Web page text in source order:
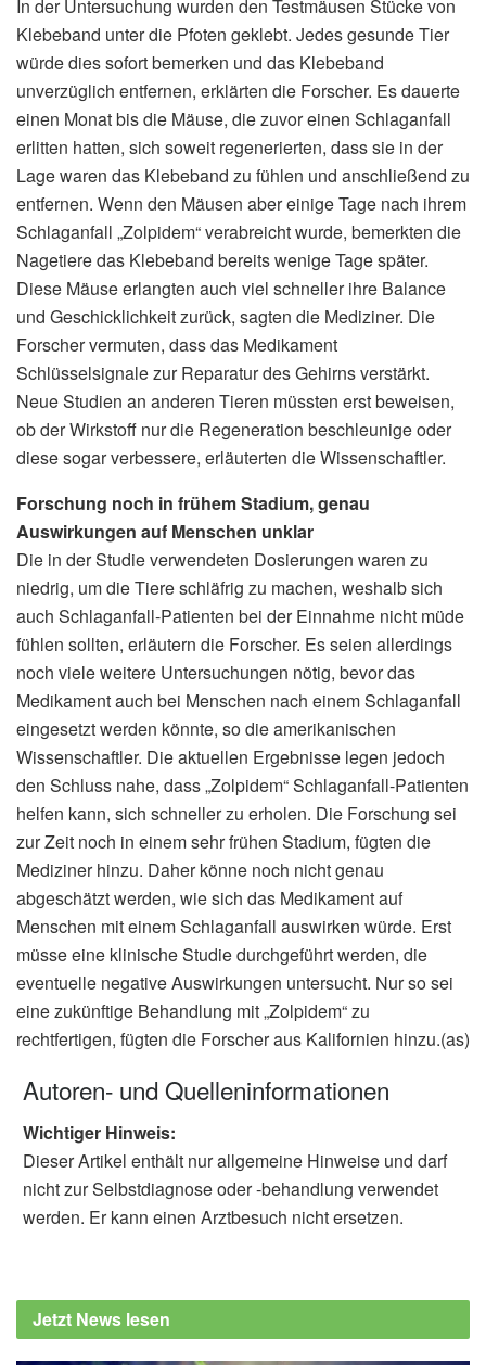
In der Untersuchung wurden den Testmäusen Stücke von
Klebeband unter die Pfoten geklebt. Jedes gesunde Tier
würde dies sofort bemerken und das Klebeband
unverzüglich entfernen, erklärten die Forscher. Es dauerte
einen Monat bis die Mäuse, die zuvor einen Schlaganfall
erlitten hatten, sich soweit regenerierten, dass sie in der
Lage waren das Klebeband zu fühlen und anschließend zu
entfernen. Wenn den Mäusen aber einige Tage nach ihrem
Schlaganfall „Zolpidem“ verabreicht wurde, bemerkten die
Nagetiere das Klebeband bereits wenige Tage später.
Diese Mäuse erlangten auch viel schneller ihre Balance
und Geschicklichkeit zurück, sagten die Mediziner. Die
Forscher vermuten, dass das Medikament
Schlüsselsignale zur Reparatur des Gehirns verstärkt.
Neue Studien an anderen Tieren müssten erst beweisen,
ob der Wirkstoff nur die Regeneration beschleunige oder
diese sogar verbessere, erläuterten die Wissenschaftler.
Forschung noch in frühem Stadium, genau
Auswirkungen auf Menschen unklar
Die in der Studie verwendeten Dosierungen waren zu
niedrig, um die Tiere schläfrig zu machen, weshalb sich
auch Schlaganfall-Patienten bei der Einnahme nicht müde
fühlen sollten, erläutern die Forscher. Es seien allerdings
noch viele weitere Untersuchungen nötig, bevor das
Medikament auch bei Menschen nach einem Schlaganfall
eingesetzt werden könnte, so die amerikanischen
Wissenschaftler. Die aktuellen Ergebnisse legen jedoch
den Schluss nahe, dass „Zolpidem“ Schlaganfall-Patienten
helfen kann, sich schneller zu erholen. Die Forschung sei
zur Zeit noch in einem sehr frühen Stadium, fügten die
Mediziner hinzu. Daher könne noch nicht genau
abgeschätzt werden, wie sich das Medikament auf
Menschen mit einem Schlaganfall auswirken würde. Erst
müsse eine klinische Studie durchgeführt werden, die
eventuelle negative Auswirkungen untersucht. Nur so sei
eine zukünftige Behandlung mit „Zolpidem“ zu
rechtfertigen, fügten die Forscher aus Kalifornien hinzu.(as)
Autoren- und Quelleninformationen
Wichtiger Hinweis:
Dieser Artikel enthält nur allgemeine Hinweise und darf
nicht zur Selbstdiagnose oder -behandlung verwendet
werden. Er kann einen Arztbesuch nicht ersetzen.
Jetzt News lesen